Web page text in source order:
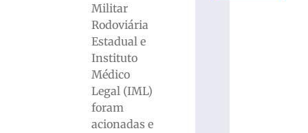
Militar
Rodoviária
Estadual e
Instituto
Médico
Legal (IML)
foram
acionadas e